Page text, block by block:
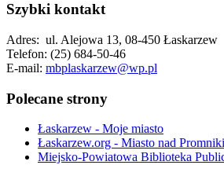
Szybki kontakt
Adres: ul. Alejowa 13, 08-450 Łaskarzew
Telefon: (25) 684-50-46
E-mail: mbplaskarzew@wp.pl
Polecane strony
Łaskarzew - Moje miasto
Łaskarzew.org - Miasto nad
Miejsko-Powiatowa Biblioteka